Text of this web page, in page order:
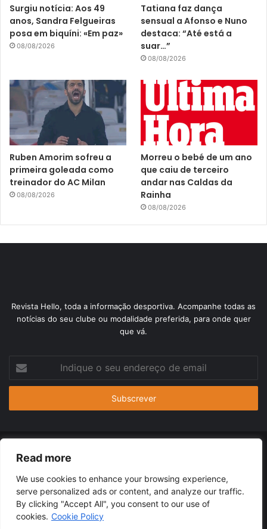
Read more
We use cookies to enhance your browsing experience,
serve personalized ads or content, and analyze our traffic.
By clicking "Accept All", you consent to our use of
cookies. Cookie Policy
Surgiu notícia: Aos 49
anos, Sandra Felgueiras
posa em biquíni: «Em paz»
08/08/2026
Tatiana faz dança
sensual a Afonso e Nuno
destaca: “Até está a
suar…”
08/08/2026
Ruben Amorim sofreu a
primeira goleada como
treinador do AC Milan
08/08/2026
Morreu o bebé de um ano
que caiu de terceiro
andar nas Caldas da
Rainha
08/08/2026
Revista Hello, toda a informação desportiva. Acompanhe todas as
notícias do seu clube ou modalidade preferida, para onde quer
que vá.
Indique
seu
de
© Copyright 2026, Todos os Direitos Reservados |
Termos de uso
Contacto Políticas de privacidade
Facebook